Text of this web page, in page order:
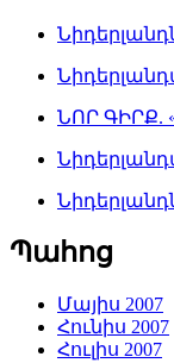
ՆՈՐ ԳԻՐՔ.
Պահոց
Մայիս 2007
Հունիս 2007
Հուլիս 2007